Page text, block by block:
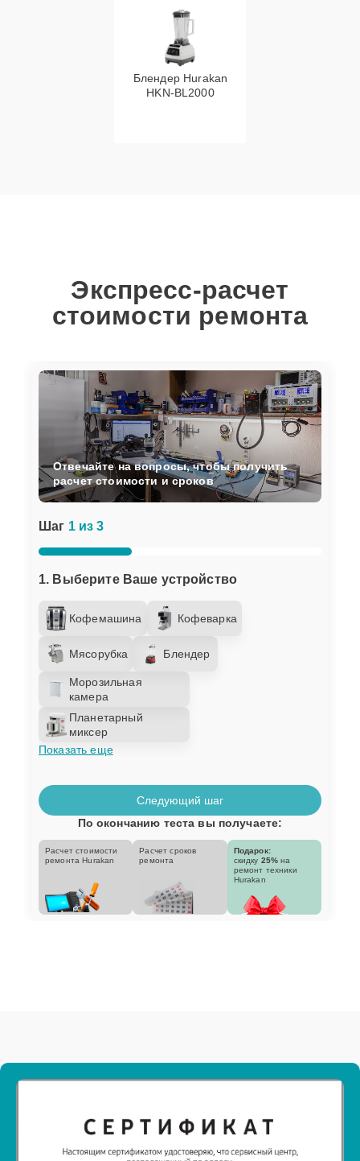
Блендер Hurakan
HKN‑BL2000
Экспресс-расчет
стоимости ремонта
Шаг 1 из 3
1. Выберите Ваше устройство
Кофемашина Кофеварка
Мясорубка Блендер
Морозильная
камера
Планетарный
миксер
Показать еще
Отвечайте на вопросы, чтобы получить
расчет стоимости и сроков
Следующий шаг
По окончанию теста вы получаете:
Расчет стоимости
ремонта Hurakan
Расчет сроков
ремонта
Подарок:
скидку 25% на
ремонт техники
Hurakan